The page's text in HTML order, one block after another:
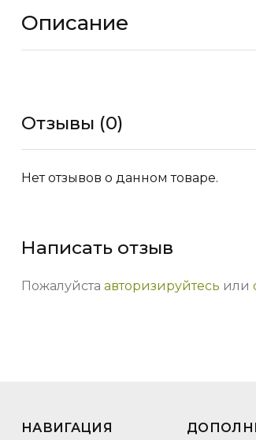
Описание
Отзывы (0)
Нет отзывов о данном товаре.
Написать отзыв
Пожалуйста авторизируйтесь или
НАВИГАЦИЯ